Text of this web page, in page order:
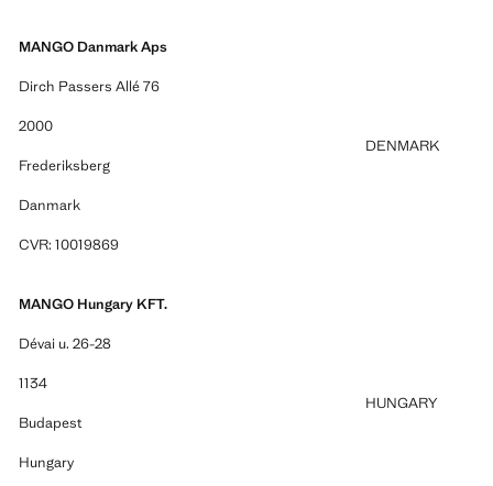
MANGO Danmark Aps
Dirch Passers Allé 76
2000
Frederiksberg
Danmark
CVR: 10019869
DENMARK
MANGO Hungary KFT.
Dévai u. 26-28
1134
Budapest
Hungary
HUNGARY